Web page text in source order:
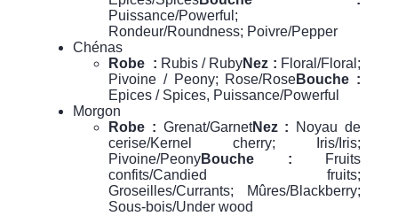
Puissance/Powerful;
Rondeur/Roundness; Poivre/Pepper
Chénas
Robe : Rubis / RubyNez : Floral/Floral;
Pivoine / Peony; Rose/RoseBouche :
Epices / Spices, Puissance/Powerful
Morgon
Robe : Grenat/GarnetNez : Noyau de
cerise/Kernel cherry; Iris/Iris;
Pivoine/PeonyBouche : Fruits
confits/Candied fruits;
Groseilles/Currants; Mûres/Blackberry;
Sous-bois/Under wood